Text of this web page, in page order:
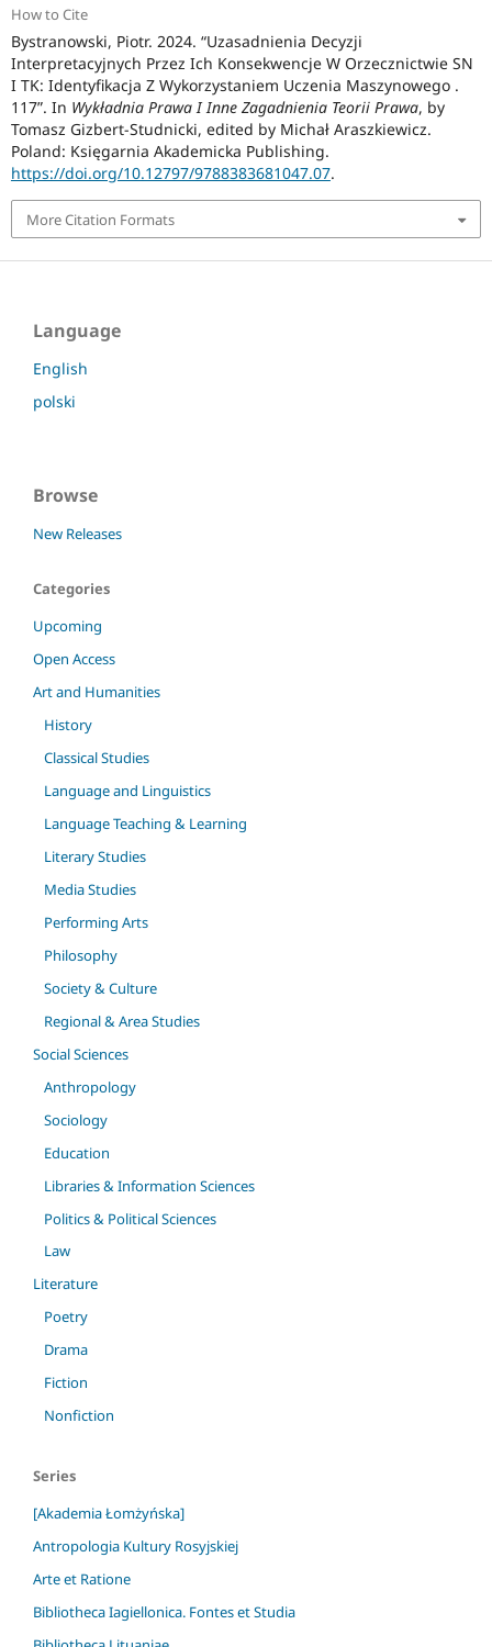
How to Cite
Bystranowski, Piotr. 2024. “Uzasadnienia Decyzji
Interpretacyjnych Przez Ich Konsekwencje W Orzecznictwie SN
I TK: Identyfikacja Z Wykorzystaniem Uczenia Maszynowego .
117”. In Wykładnia Prawa I Inne Zagadnienia Teorii Prawa, by
Tomasz Gizbert-Studnicki, edited by Michał Araszkiewicz.
Poland: Księgarnia Akademicka Publishing.
https://doi.org/10.12797/9788383681047.07.
More Citation Formats
Language
English
polski
Browse
New Releases
Categories
Upcoming
Open Access
Art and Humanities
History
Classical Studies
Language and Linguistics
Language Teaching & Learning
Literary Studies
Media Studies
Performing Arts
Philosophy
Society & Culture
Regional & Area Studies
Social Sciences
Anthropology
Sociology
Education
Libraries & Information Sciences
Politics & Political Sciences
Law
Literature
Poetry
Drama
Fiction
Nonfiction
Series
[Akademia Łomżyńska]
Antropologia Kultury Rosyjskiej
Arte et Ratione
Bibliotheca Iagiellonica. Fontes et Studia